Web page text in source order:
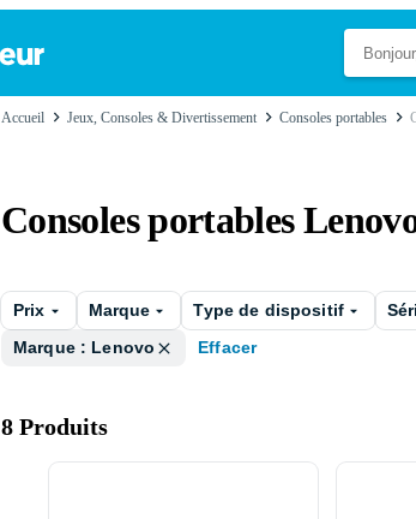
Accueil Jeux, Consoles & Divertissement Consoles portables
Consoles portables
Prix Marque Type de dispositif
Marque : Lenovo
Effacer
8 Produits